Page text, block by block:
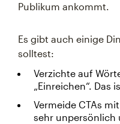
Publikum ankommt.
Es gibt auch einige
solltest:
Verzichte auf
„Einreichen“. Das
Vermeide CTAs
sehr unpersönlich